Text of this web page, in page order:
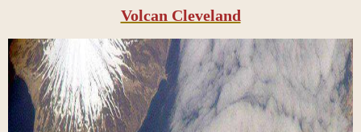
Volcan Cleveland